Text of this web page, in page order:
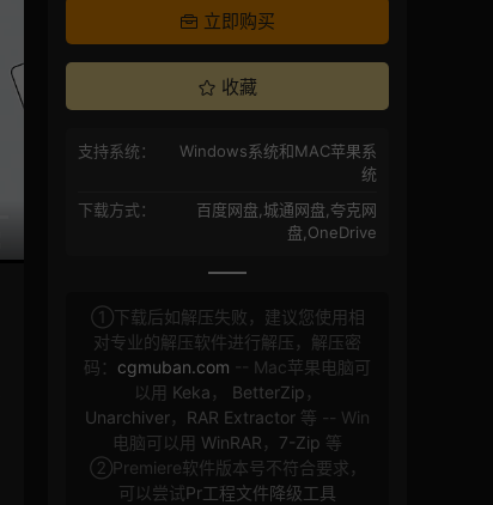
立即购买
收藏
支持系统：
Windows系统和MAC苹果系
统
下载方式：
百度网盘,城通网盘,夸克网
盘,OneDrive
①下载后如解压失败，建议您使用相
对专业的解压软件进行解压，解压密
码： cgmuban.com -- Mac苹果电脑可
以用 Keka ， BetterZip ，
Unarchiver， RAR Extractor 等 -- Win
电脑可以用 WinRAR ， 7-Zip 等
②Premiere软件版本号不符合要求，
可以尝试Pr工程文件降级工具